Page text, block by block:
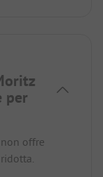
per
offre